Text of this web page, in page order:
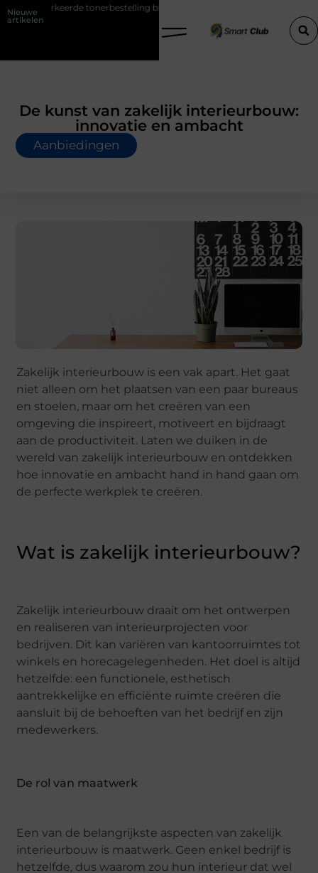
Nieuwe
artikelen
bij HP printers Onzichtbare sokken met maximaal
De kunst van zakelijk interieurbouw:
innovatie en ambacht
Aanbiedingen
Zakelijk interieurbouw is een vak apart. Het gaat
niet alleen om het plaatsen van een paar bureaus
en stoelen, maar om het creëren van een
omgeving die inspireert, motiveert en bijdraagt
aan de productiviteit. Laten we duiken in de
wereld van zakelijk interieurbouw en ontdekken
hoe innovatie en ambacht hand in hand gaan om
de perfecte werkplek te creëren.
Wat is zakelijk interieurbouw?
Zakelijk interieurbouw draait om het ontwerpen
en realiseren van interieurprojecten voor
bedrijven. Dit kan variëren van kantoorruimtes tot
winkels en horecagelegenheden. Het doel is altijd
hetzelfde: een functionele, esthetisch
aantrekkelijke en efficiënte ruimte creëren die
aansluit bij de behoeften van het bedrijf en zijn
medewerkers.
De rol van maatwerk
Een van de belangrijkste aspecten van zakelijk
interieurbouw is maatwerk. Geen enkel bedrijf is
hetzelfde, dus waarom zou hun interieur dat wel